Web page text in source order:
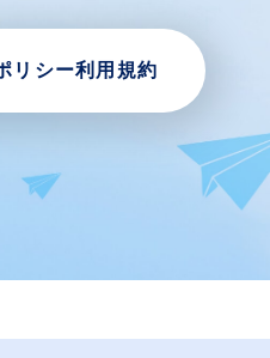
リシー利用規約